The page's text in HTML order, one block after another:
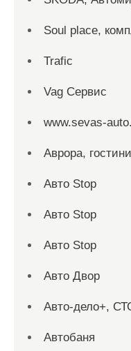
Soul place,
Trafic
Vag Сервис
www.sevas-
Аврора,
Авто Stop
Авто Stop
Авто Stop
Авто Двор
Авто-дело+,
Автобаня